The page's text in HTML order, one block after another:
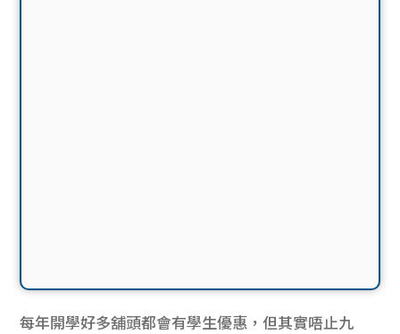
每年開學好多舖頭都會有學生優惠，但其實唔止九